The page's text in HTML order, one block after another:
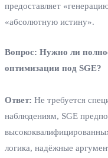
предоставляет
«абсолютную истину».
Вопрос: Нужно ли
оптимизации под SGE?
Ответ: Не требуется
наблюдениям, SGE
логика, надёжные